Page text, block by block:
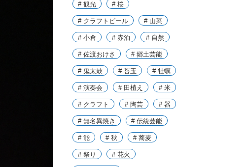
# 観光 # 桜
# クラフトビール # 山菜
# 小倉 # 赤泊 # 自然
# 佐渡おけさ # 郷土芸能
# 鬼太鼓 # 苔玉 # 牡蠣
# 演奏会 # 田植え # 米
# クラフト # 陶芸 # 器
# 無名異焼き # 伝統芸能
# 能 # 秋 # 蕎麦
# 祭り # 花火